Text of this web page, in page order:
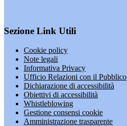
Sezione Link Utili
Cookie policy
Note legali
Informativa Privacy
Ufficio Relazioni con il Pubblico
Dichiarazione di accessibilità
Obiettivi di accessibilità
Whistleblowing
Gestione consensi cookie
Amministrazione trasparente